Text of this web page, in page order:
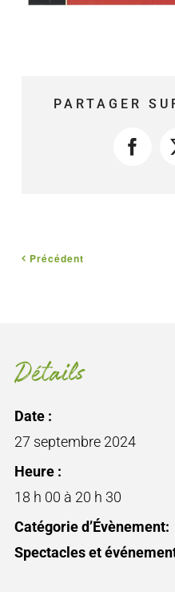
PARTAGER
Précédent
Détails
Date :
27 septembre 2024
Heure :
18 h 00 à 20 h 30
Catégorie d’Évènement:
Spectacles et